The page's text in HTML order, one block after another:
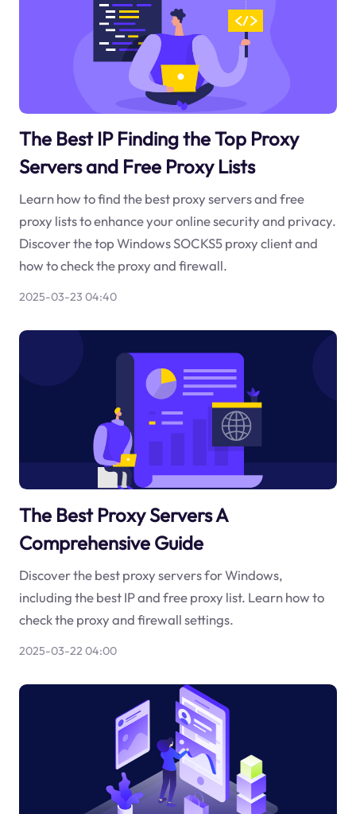
The Best IP Finding the Top Proxy
Servers and Free Proxy Lists
Learn how to find the best proxy servers and free
proxy lists to enhance your online security and privacy.
Discover the top Windows SOCKS5 proxy client and
how to check the proxy and firewall.
2025-03-23 04:40
The Best Proxy Servers A
Comprehensive Guide
Discover the best proxy servers for Windows,
including the best IP and free proxy list. Learn how to
check the proxy and firewall settings.
2025-03-22 04:00